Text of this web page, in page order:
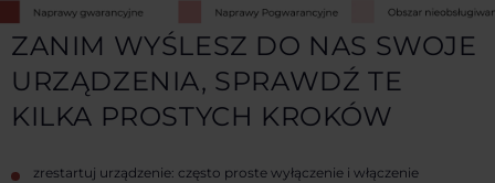
ZANIM WYŚLESZ DO NAS SWOJE
URZĄDZENIA, SPRAWDŹ TE
KILKA PROSTYCH KROKÓW
zrestartuj urządzenie: często proste wyłączenie i włączenie